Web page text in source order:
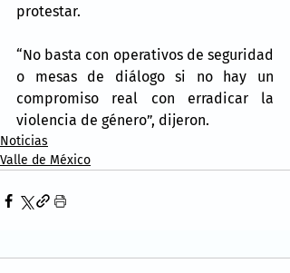
protestar.
“No basta con operativos de seguridad
o mesas de diálogo si no hay un
compromiso real con erradicar la
violencia de género”, dijeron.
Noticias
Valle de México